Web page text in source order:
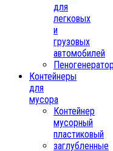
для
легковых
и
грузовых
автомобилей
Контейнеры
для
мусора
Контейнер
мусорный
пластиковый
заглубленные